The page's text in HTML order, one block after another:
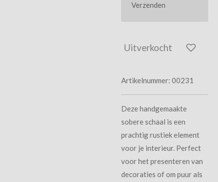
Verzenden
Uitverkocht
Artikelnummer: 00231
Deze handgemaakte
sobere schaal is een
prachtig rustiek element
voor je interieur. Perfect
voor het presenteren van
decoraties of om puur als